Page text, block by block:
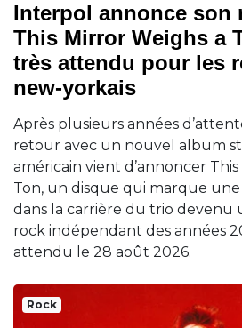
Interpol annonce son
This Mirror Weighs a
très attendu pour les
new-yorkais
Après plusieurs années
retour avec un nouvel album
américain vient d’annoncer
Ton, un disque qui marque
dans la carrière du trio devenu
rock indépendant des années
attendu le 28 août 2026.
Rock